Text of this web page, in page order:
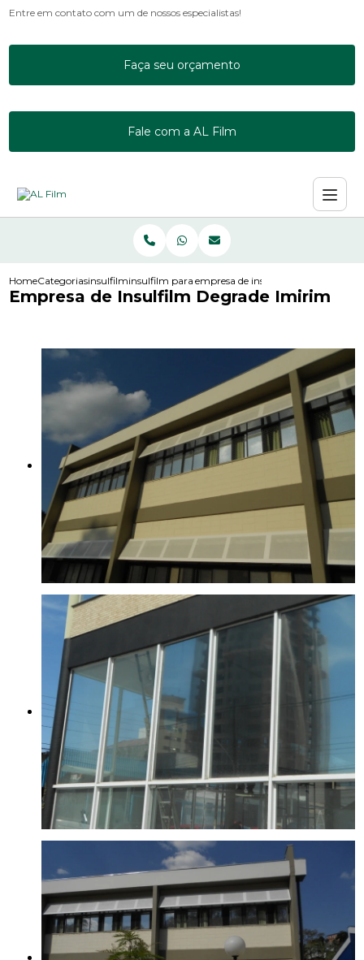
Entre em contato com um de nossos especialistas!
Faça seu orçamento
Fale com a AL Film
HomeCategoriasinsulfilminsulfilm para escritorioempresa de insulfilm degrade
Empresa de Insulfilm Degrade Imirim